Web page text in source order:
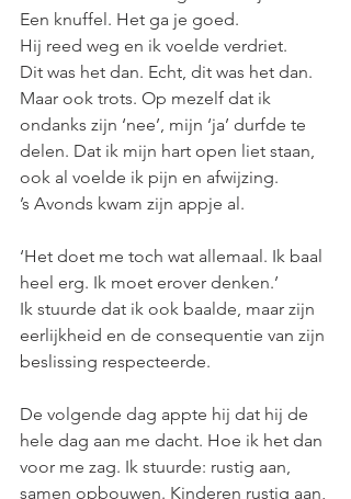
Een knuffel. Het ga je goed.
Hij reed weg en ik voelde verdriet.
Dit was het dan. Echt, dit was het dan.
Maar ook trots. Op mezelf dat ik
ondanks zijn ‘nee’, mijn ‘ja’ durfde te
delen. Dat ik mijn hart open liet staan,
ook al voelde ik pijn en afwijzing.
’s Avonds kwam zijn appje al.
‘Het doet me toch wat allemaal. Ik baal
heel erg. Ik moet erover denken.’
Ik stuurde dat ik ook baalde, maar zijn
eerlijkheid en de consequentie van zijn
beslissing respecteerde.
De volgende dag appte hij dat hij de
hele dag aan me dacht. Hoe ik het dan
voor me zag. Ik stuurde: rustig aan,
samen opbouwen. Kinderen rustig aan,